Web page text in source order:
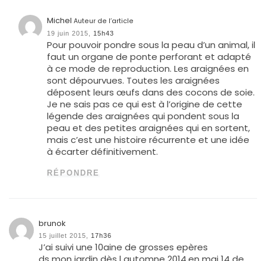
MichelAuteur de l’article
19 juin 2015, 15h43
Pour pouvoir pondre sous la peau d’un animal, il
faut un organe de ponte perforant et adapté
à ce mode de reproduction. Les araignées en
sont dépourvues. Toutes les araignées
déposent leurs œufs dans des cocons de soie.
Je ne sais pas ce qui est à l’origine de cette
légende des araignées qui pondent sous la
peau et des petites araignées qui en sortent,
mais c’est une histoire récurrente et une idée
à écarter définitivement.
RÉPONDRE
brunok
15 juillet 2015, 17h36
J’ai suivi une 10aine de grosses epères